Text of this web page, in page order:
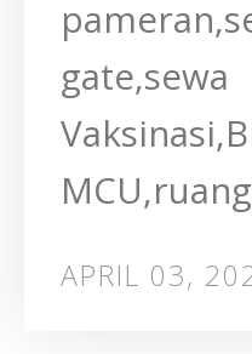
APRIL 03,